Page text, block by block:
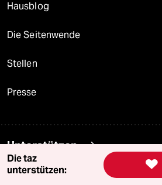
Hausblog
Die Seitenwende
Stellen
Presse
Unterstützen

Die taz
unterstützen: